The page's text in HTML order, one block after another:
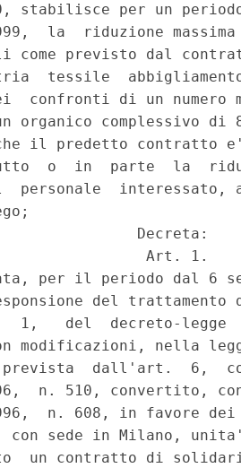
stabilisce per un
la  riduzione
come previsto dal
tessile
confronti di un numero
organico complessivo di
il predetto contratto
o  in  parte  la
personale  interessato,
Decreta:
Art. 1.
per il periodo dal 6
del
del  decreto-legge
modificazioni, nella
dall'art.  6,
n. 510, convertito,
n. 608, in favore
con sede in Milano,
un contratto di